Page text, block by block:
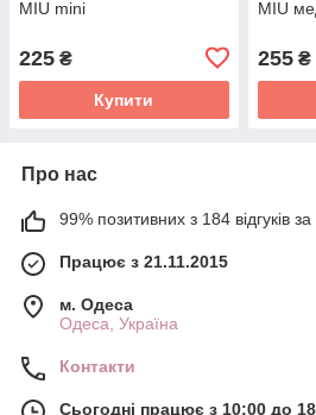
MIU mini
225 ₴
Купити
MIU
255₴
Про нас
99% позитивних з 184 відгуків за
Працює з 21.11.2015
м. Одеса
Одеса, Україна
Контакти
Сьогодні працює з 10:00 до